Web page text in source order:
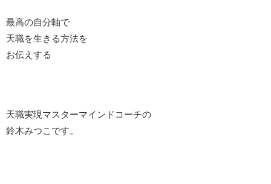
最高の自分軸で
天職を生きる方法を
お伝えする
天職実現マスターマインドコーチの
鈴木みつこです。